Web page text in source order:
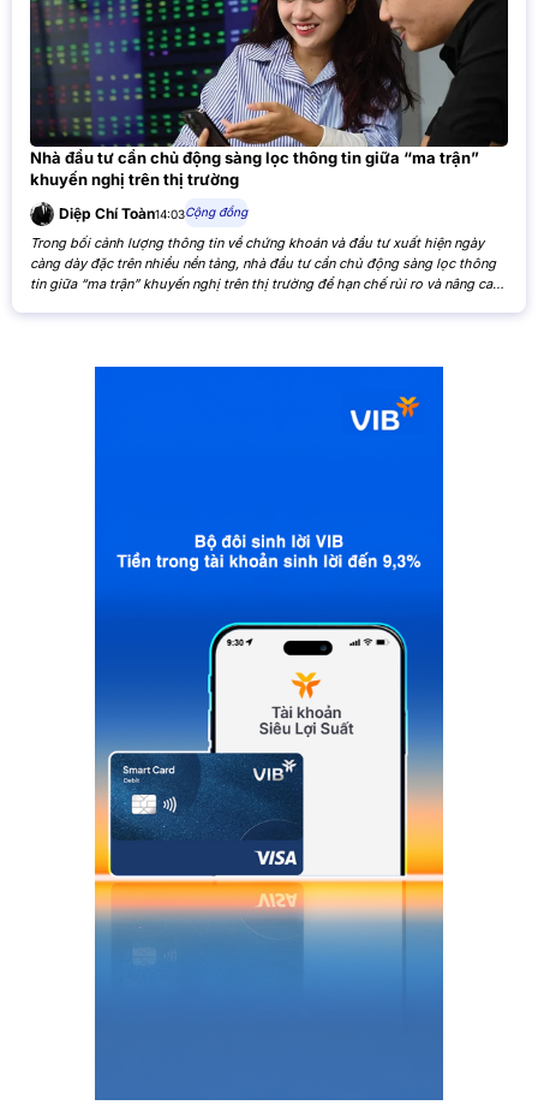
Nhà đầu tư cần chủ động sàng lọc thông tin giữa “ma trận”
khuyến nghị trên thị trường
Diệp Chí Toàn14:03Cộng đồng
Trong bối cảnh lượng thông tin về chứng khoán và đầu tư xuất hiện ngày
càng dày đặc trên nhiều nền tảng, nhà đầu tư cần chủ động sàng lọc thông
tin giữa “ma trận” khuyến nghị trên thị trường để hạn chế rủi ro và nâng cao